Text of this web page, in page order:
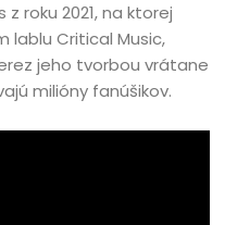
roku 2021, na ktorej
lablu Critical Music,
jeho tvorbou vrátane
milióny fanúšikov.